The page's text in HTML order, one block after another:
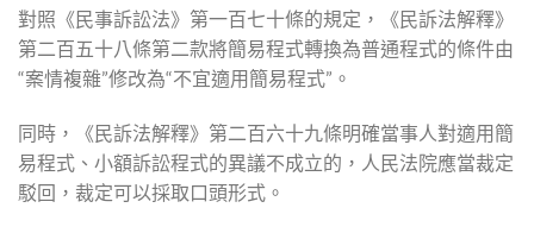
對照《民事訴訟法》第一百七十條的規定，《民訴法解釋》
第二百五十八條第二款將簡易程式轉換為普通程式的條件由
“案情複雜”修改為“不宜適用簡易程式”。
同時，《民訴法解釋》第二百六十九條明確當事人對適用簡
易程式、小額訴訟程式的異議不成立的，人民法院應當裁定
駁回，裁定可以採取口頭形式。